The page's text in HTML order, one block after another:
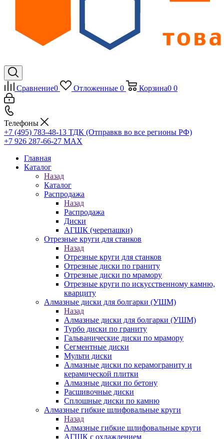
Сравнение0 Отложенные 0 Корзина0 0
Телефоны
+7 (495) 783-48-13 ТДК (Отправкв во все регионы РФ)
+7 926 287-66-27 МАХ
Главная
Каталог
Назад
Каталог
Распродажа
Назад
Распродажа
Диски
АГШК (черепашки)
Отрезные круги для станков
Назад
Отрезные круги для станков
Отрезные диски по граниту
Отрезные диски по мрамору
Отрезные круги по искусственному камню,
кварциту
Алмазные диски для болгарки (УШМ)
Назад
Алмазные диски для болгарки (УШМ)
Турбо диски по граниту
Гальванические диски по мрамору
Сегментные диски
Мульти диски
Алмазные диски по керамограниту и
керамической плитки
Алмазные диски по бетону
Расшивочные диски
Сплошные диски по камню
Алмазные гибкие шлифовальные круги
Назад
Алмазные гибкие шлифовальные круги
АГШК с охлаждением